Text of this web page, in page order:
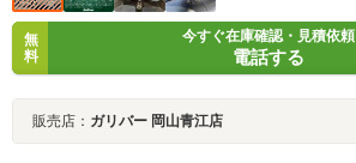
無
料
今すぐ在庫確認・見積依頼
電話する
販売店： ガリバー 岡山青江店